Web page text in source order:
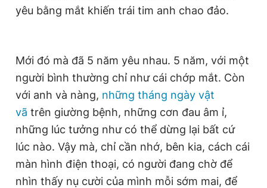
Theo dõi báo trên
Hotline
0906 645 777
Liên hệ quảng cáo
0908 780 404
Đặt báo Quảng cáo RSS Tòa soạn Chính sách bảo
yêu bằng mắt khiến trái tim anh chao đảo.
Mới đó mà đã 5 năm yêu nhau. 5 năm, với một
người bình thường chỉ như cái chớp mắt. Còn
với anh và nàng, những tháng ngày vật
vã trên giường bệnh, những cơn đau âm ỉ,
những lúc tưởng như có thể dừng lại bất cứ
lúc nào. Vậy mà, chỉ cần nhớ, bên kia, cách cái
màn hình điện thoại, có người đang chờ để
nhìn thấy nụ cười của mình mỗi sớm mai, để